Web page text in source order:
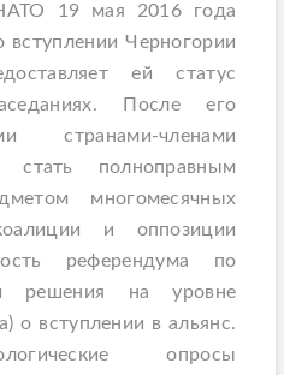
19 мая 2016 года
вступлении Черногории
ей статус
После его
странами-членами
стать полноправным
многомесячных
и оппозиции
референдума по
решения на уровне
о вступлении в альянс.
опросы